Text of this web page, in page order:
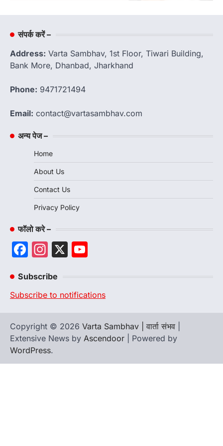
संपर्क करें –
Address: Varta Sambhav, 1st Floor, Tiwari Building,
Bank More, Dhanbad, Jharkhand
Phone: 9471721494
Email: contact@vartasambhav.com
अन्य पेज –
Home
About Us
Contact Us
Privacy Policy
फॉलो करे –
Facebook
Instagram
X
Subscribe
Subscribe to notifications
Copyright © 2026 Varta Sambhav | वार्ता संभव
Extensive News by Ascendoor | Powered by
WordPress.